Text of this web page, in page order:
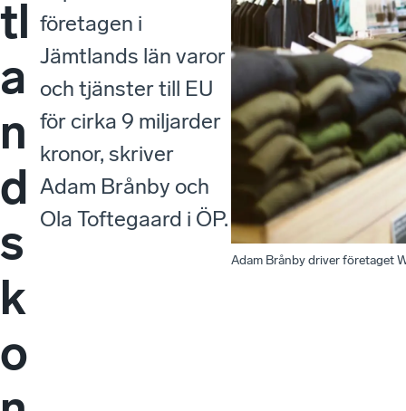
tl
a
n
d
s
k
o
företagen i
Jämtlands län varor
och tjänster till EU
för cirka 9 miljarder
kronor, skriver
Adam Brånby och
Ola Toftegaard i ÖP.
Adam Brånby driver företaget